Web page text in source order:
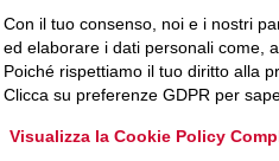
Con il tuo consenso, noi e i nostri
ed elaborare i dati personali come,
Poiché rispettiamo il tuo diritto alla
Clicca su preferenze GDPR per
Visualizza la Cookie Policy